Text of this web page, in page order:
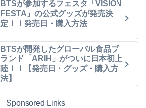
BTSが参加するフェスタ「VISION
FESTA」の公式グッズが発売決
定！！発売日・購入方法
BTSが開発したグローバル食品ブ
ランド「ARIH」がついに日本初上
陸！！【発売日・グッズ・購入方
法】
Sponsored Links